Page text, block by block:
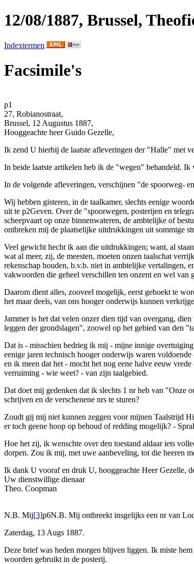
12/08/1887, Brussel,
Indextermen
Facsimile's
p1
27, Robianostraat,
Brussel, 12 Augustus 1887,
Hooggeachte heerGuido Gezelle,
Ik zend U hierbij de laatste afleveringen der "Halle" met
In beide laatste artikelen heb ik de "wegen" behandeld. Ik
In de volgende afleveringen, verschijnen "de spoorweg-
Wij hebben gisteren, in de taalkamer, slechts eenige
uit te p2Geven. Over de "spoorwegen, posterijen en
scheepvaart op onze binnenwateren, de ambtelijke of
ontbreken mij de plaatselijke uitdrukkingen uit sommige
Veel gewicht hecht ik aan die uitdrukkingen; want, al
wat al meer, zij, de meesten, moeten onzen taalschat
rekenschap houden, b.v.b. niet in ambtelijke vertalingen,
vakwoorden die geheel verschillen ten onzent en wel
Daarom dient alles, zooveel mogelijk, eerst geboekt te
het maar deels, van ons hooger onderwijs kunnen
Jammer is het dat velen onzer dien tijd van overgang,
leggen der grondslagen", zoowel op het gebied van den
Dat is - misschien bedrieg ik mij - mijne innige
eenige jaren technisch hooger onderwijs waren
en ik meen dat het - mocht het nog eene halve eeuw
verruiming - wie weet? - van zijn taalgebied.
Dat doet mij gedenken dat ik slechts 1 nrheb van "Onze
schrijven en de verschenene nrs te sturen?
Zoudt gij mij niet kunnen zeggen voor mijnen Taalstrijd
er toch geene hoop op behoud of redding mogelijk? -
Hoe het zij, ik wenschte over den toestand aldaar iets
dorpen. Zou ik mij, met uwe aanbeveling, tot die heeren
Ik dank U vooraf en druk U, hooggeachte Heer Gezelle,
Uw dienstwillige dienaar
Theo. Coopman
N.B. Mij[3]p6N.B. Mij ontbreekt insgelijks een nrvan
Zaterdag, 13 Augs 1887.
Deze brief was heden morgen blijven liggen. Ik miste
woorden gebruikt in de posterij.